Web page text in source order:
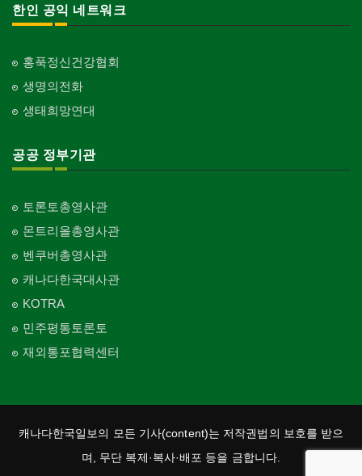
한인 공익 네트워크
홍푹정신건강협회
생명의전화
생태희망연대
공공 정부기관
토론토총영사관
몬트리올총영사관
벤쿠버총영사관
캐나다한국대사관
KOTRA
민주평통토론토
재외통포협력센터
캐나다한국일보의 모든 기사(content)는 저작권법의 보호를 받으
며, 무단 복제·복사·배포 등을 금합니다.